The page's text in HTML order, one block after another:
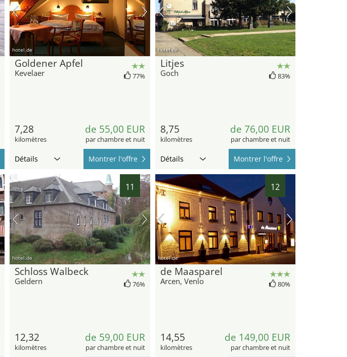
hotel.de
Goldener Apfel
Kevelaer 77%
7,28
kilomètres
de 55,00 EUR
par chambre et nuit
Détails Montrer l'offre
hotel.de
Litjes
Goch 83%
8,75
kilomètres
de 76,00 EUR
par chambre et nuit
Détails Montrer l'offre
11
hotel.de
Schloss Walbeck
Geldern 76%
12,32
kilomètres
de 59,00 EUR
par chambre et nuit
12
hotel.de
de Maasparel
Arcen, Venlo 80%
14,55
kilomètres
de 149,00 EUR
par chambre et nuit